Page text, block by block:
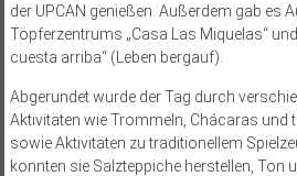
der UPCAN genießen. Außerdem gab es
Töpferzentrums „Casa Las Miquelas“
cuesta arriba“ (Leben bergauf).
Abgerundet wurde der Tag durch
Aktivitäten wie Trommeln, Chácaras und
sowie Aktivitäten zu traditionellem
konnten sie Salzteppiche herstellen,